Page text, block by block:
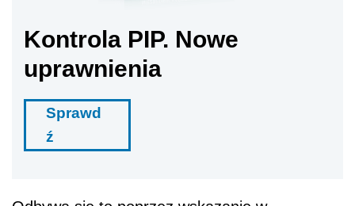
Kontrola PIP. Nowe
uprawnienia
Sprawd
ź